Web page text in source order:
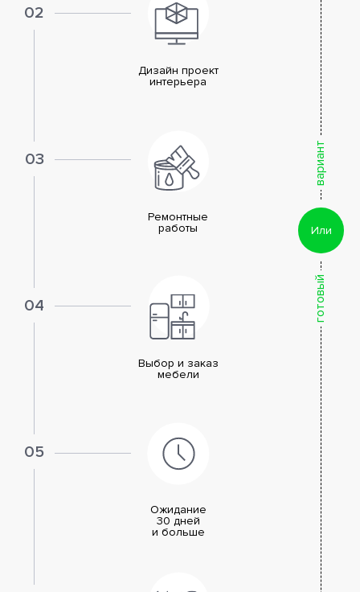
02
Дизайн проект
интерьера
03
Ремонтные
работы
04
Выбор и заказ
мебели
05
Ожидание
30 дней
и больше
Или
готовый
вариант